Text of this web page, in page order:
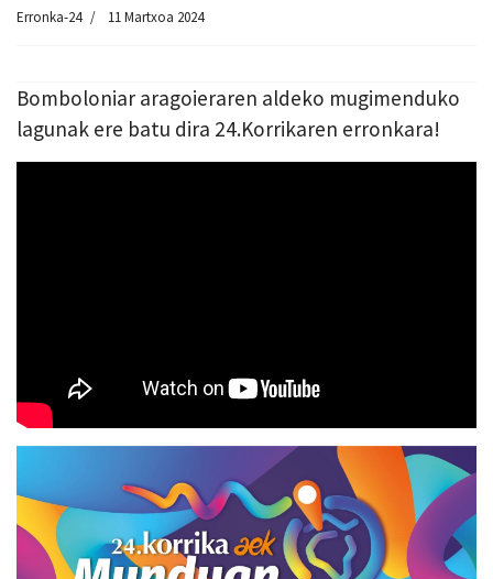
Erronka-24 11 Martxoa 2024
Bomboloniar aragoieraren aldeko mugimenduko
lagunak ere batu dira 24.Korrikaren erronkara!